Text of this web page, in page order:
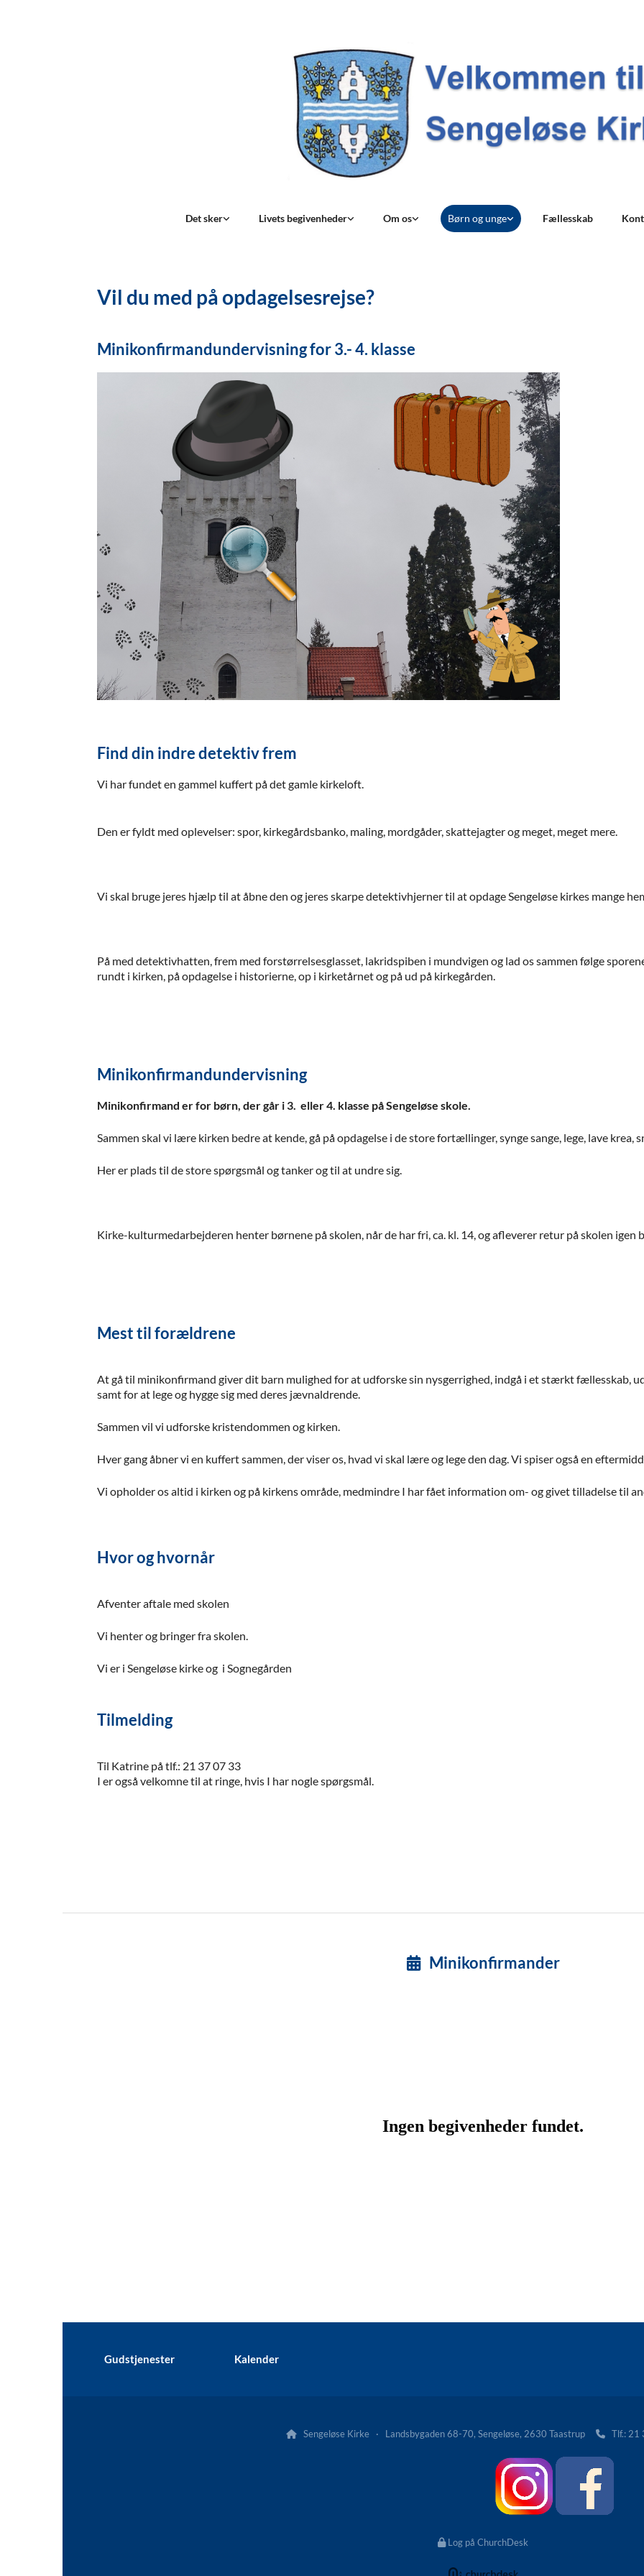
Det sker Livets begivenheder Om os Børn og unge Fællesskab
Vil du med på opdagelsesrejse?
Minikonfirmandundervisning for 3.- 4. klasse
Find din indre detektiv frem
Vi har fundet en gammel kuffert på det gamle kirkeloft.
Den er fyldt med oplevelser: spor, kirkegårdsbanko, maling, mordgåder, skattejagter og meget, meget mere.
Vi skal bruge jeres hjælp til at åbne den og jeres skarpe detektivhjerner til at opdage Sengeløse kirkes mange
På med detektivhatten, frem med forstørrelsesglasset, lakridspiben i mundvigen og lad os sammen følge
rundt i kirken, på opdagelse i historierne, op i kirketårnet og på ud på kirkegården.
Minikonfirmandundervisning
Minikonfirmand er for børn, der går i 3. eller 4. klasse på Sengeløse skole.
Sammen skal vi lære kirken bedre at kende, gå på opdagelse i de store fortællinger, synge sange, lege, lave krea,
Her er plads til de store spørgsmål og tanker og til at undre sig.
Kirke-kulturmedarbejderen henter børnene på skolen, når de har fri, ca. kl. 14, og afleverer retur på skolen igen
Mest til forældrene
At gå til minikonfirmand giver dit barn mulighed for at udforske sin nysgerrighed, indgå i et stærkt fællesskab,
samt for at lege og hygge sig med deres jævnaldrende.
Sammen vil vi udforske kristendommen og kirken.
Hver gang åbner vi en kuffert sammen, der viser os, hvad vi skal lære og lege den dag. Vi spiser også en
Vi opholder os altid i kirken og på kirkens område, medmindre I har fået information om- og givet tilladelse til
Hvor og hvornår
Afventer aftale med skolen
Vi henter og bringer fra skolen.
Vi er i Sengeløse kirke og i Sognegården
Tilmelding
Til Katrine på tlf.: 21 37 07 33
I er også velkomne til at ringe, hvis I har nogle spørgsmål.
Minikonfirmander
Gudstjenester Kalender
Sengeløse Kirke · Landsbygaden 68-70, Sengeløse, 2630 Taastrup Tlf.: 21
Log på ChurchDesk